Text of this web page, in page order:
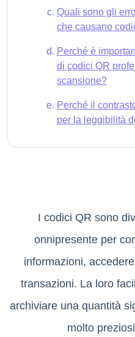
Quali sono gli
che causano
Perché è
di codici QR
scansione?
Perché il
per la leggibilità
I codici QR sono
onnipresente per
informazioni,
transazioni. La loro
archiviare una quantità
molto